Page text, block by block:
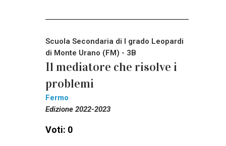
Scuola Secondaria di I grado Leopardi
di Monte Urano (FM) - 3B
Il mediatore che risolve i
problemi
Fermo
Edizione 2022-2023
Voti: 0